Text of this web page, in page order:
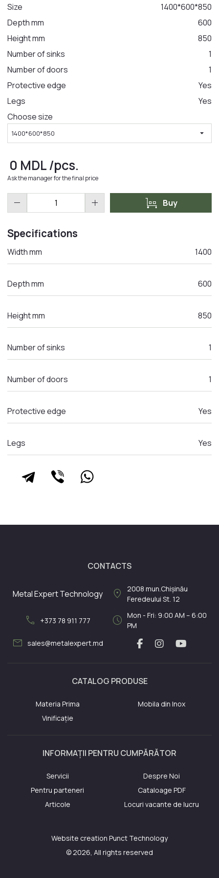
LA COMANDA
Size
1400*600*850
Depth mm
600
Height mm
850
Number of sinks
1
Number of doors
1
Protective edge
Yes
Legs
Yes
Choose size
1400*600*850 arrow_drop_down
0 MDL/pcs.
Ask the manager for the final price
remove add trolley Buy
Specifications
Width mm 1400
Depth mm 600
Height mm 850
Number of sinks 1
Number of doors 1
Protective edge Yes
Legs Yes
CONTACTS
Metal Expert Technology location_on 2008 mun.Chișinău
Feredeului St. 12
call +373 78 911 777 schedule Mon - Fri: 9:00 AM – 6:00
PM
mail sales@metalexpert.md
CATALOG PRODUSE
Materia Prima
Mobila din Inox
Vinificație
INFORMAȚII PENTRU CUMPĂRĂTOR
Servicii
Despre Noi
Pentru parteneri
Cataloage PDF
Articole
Locuri vacante de lucru
Website creation Punct Technology
© 2026, All rights reserved